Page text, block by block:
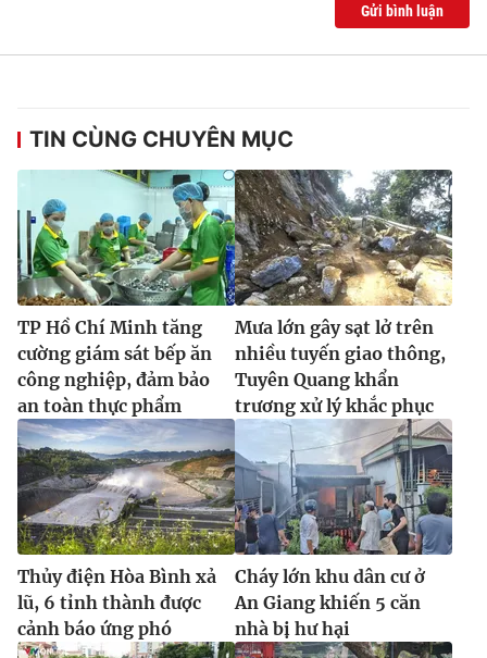
® Cấm sao chép dưới mọi hình thức nếu không có sự chấp
thuận bằng văn bản. Ghi rõ nguồn VTV.vn khi phát hành lại
thông tin từ website này.
Gửi bình luận
TIN CÙNG CHUYÊN MỤC
TP Hồ Chí Minh tăng
cường giám sát bếp ăn
công nghiệp, đảm bảo
an toàn thực phẩm
Mưa lớn gây sạt lở trên
nhiều tuyến giao thông,
Tuyên Quang khẩn
trương xử lý khắc phục
Thủy điện Hòa Bình xả
lũ, 6 tỉnh thành được
cảnh báo ứng phó
Cháy lớn khu dân cư ở
An Giang khiến 5 căn
nhà bị hư hại